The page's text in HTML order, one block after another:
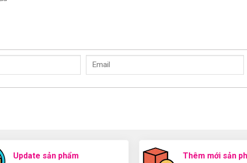
Update sản phẩm Thêm mới sản